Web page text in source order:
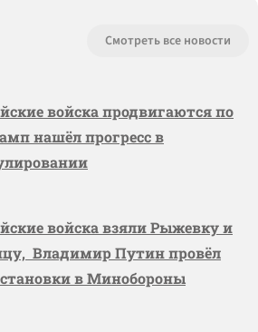
Смотреть все новости
войска продвигаются по
нашёл прогресс в
войска взяли Рыжевку и
Владимир Путин провёл
в Минобороны